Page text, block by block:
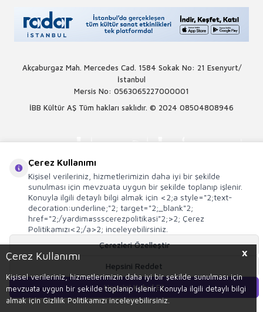
X
Çerez Kullanımı
Kişisel verileriniz, hizmetlerimizin daha iyi bir şekilde sunulması için
mevzuata uygun bir şekilde toplanıp işlenir. Konuyla ilgili detaylı bilgi
almak için Gizlilik Politikamızı inceleyebilirsiniz.
Sepete Ekle
Akçaburgaz Mah. Mercedes Cad. 1584 Sokak No: 21 Esenyurt/
İstanbul
Mersis No: 0563065227000001
İBB Kültür AŞ Tüm hakları saklıdır. © 2024 08504808946
E-TicaretSistemleriyle Hazırlanmıştır.
Çerez Kullanımı
Kişisel verileriniz, hizmetlerimizin daha iyi bir şekilde
sunulması için mevzuata uygun bir şekilde toplanıp işlenir.
Konuyla ilgili detaylı bilgi almak için <2;a style="2;text-
decoration:underline;"2; target="2;_blank"2;
href="2;/yardim#ssscerezpolitikasi"2;>2; Çerez
Politikamızı<2;/a>2; inceleyebilirsiniz.
Çerezleri Özelleştir
Hepsini Reddet
Hepsini Kabul Et